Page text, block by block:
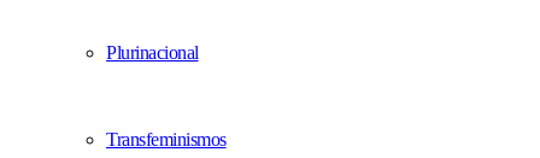
Plurinacional
Transfeminismos